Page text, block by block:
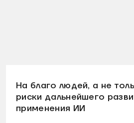
На благо людей, а не
риски дальнейшего
применения ИИ